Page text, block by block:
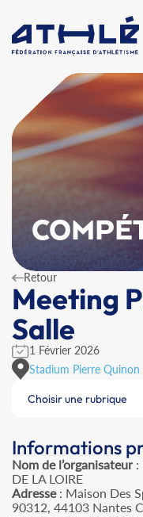
Retour
Meeting
Salle
1 Février 2026
Stadium Pierre
Choisir une rubrique
Informations
Nom de l’organisateur:
DE LA LOIRE
Adresse: Maison Des
90312, 44103 Nantes